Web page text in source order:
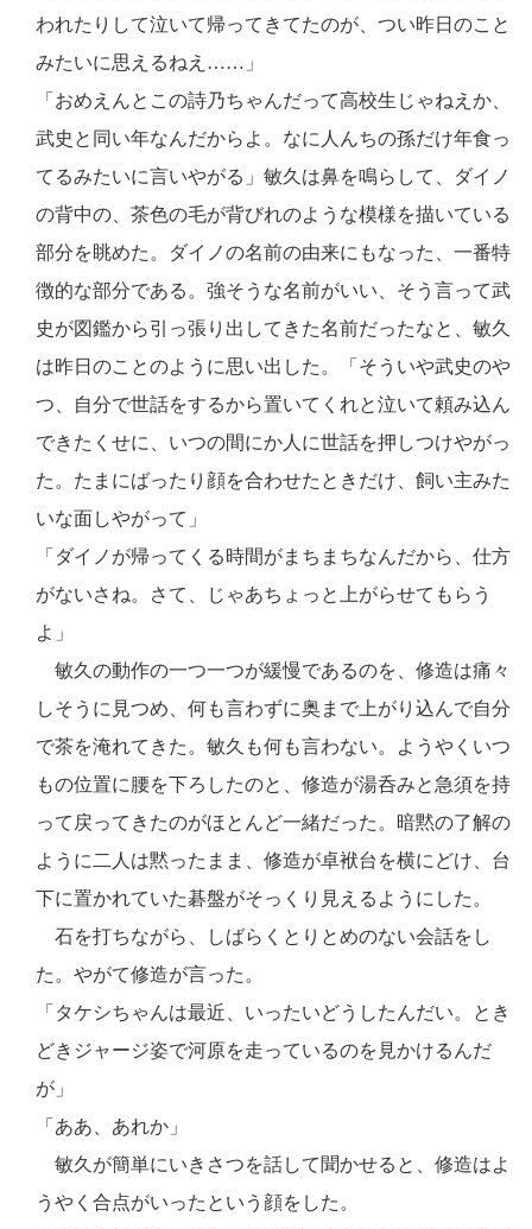
われたりして泣いて帰ってきてたのが、つい昨日のこと
みたいに思えるねえ……」
「おめえんとこの詩乃ちゃんだって高校生じゃねえか、
武史と同い年なんだからよ。なに人んちの孫だけ年食っ
てるみたいに言いやがる」敏久は鼻を鳴らして、ダイノ
の背中の、茶色の毛が背びれのような模様を描いている
部分を眺めた。ダイノの名前の由来にもなった、一番特
徴的な部分である。強そうな名前がいい、そう言って武
史が図鑑から引っ張り出してきた名前だったなと、敏久
は昨日のことのように思い出した。「そういや武史のや
つ、自分で世話をするから置いてくれと泣いて頼み込ん
できたくせに、いつの間にか人に世話を押しつけやがっ
た。たまにばったり顔を合わせたときだけ、飼い主みた
いな面しやがって」
「ダイノが帰ってくる時間がまちまちなんだから、仕方
がないさね。さて、じゃあちょっと上がらせてもらう
よ」
敏久の動作の一つ一つが緩慢であるのを、修造は痛々
しそうに見つめ、何も言わずに奥まで上がり込んで自分
で茶を淹れてきた。敏久も何も言わない。ようやくいつ
もの位置に腰を下ろしたのと、修造が湯呑みと急須を持
って戻ってきたのがほとんど一緒だった。暗黙の了解の
ように二人は黙ったまま、修造が卓袱台を横にどけ、台
下に置かれていた碁盤がそっくり見えるようにした。
石を打ちながら、しばらくとりとめのない会話をし
た。やがて修造が言った。
「タケシちゃんは最近、いったいどうしたんだい。とき
どきジャージ姿で河原を走っているのを見かけるんだ
が」
「ああ、あれか」
敏久が簡単にいきさつを話して聞かせると、修造はよ
うやく合点がいったという顔をした。